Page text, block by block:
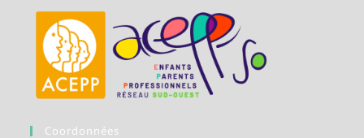
Coordonnées